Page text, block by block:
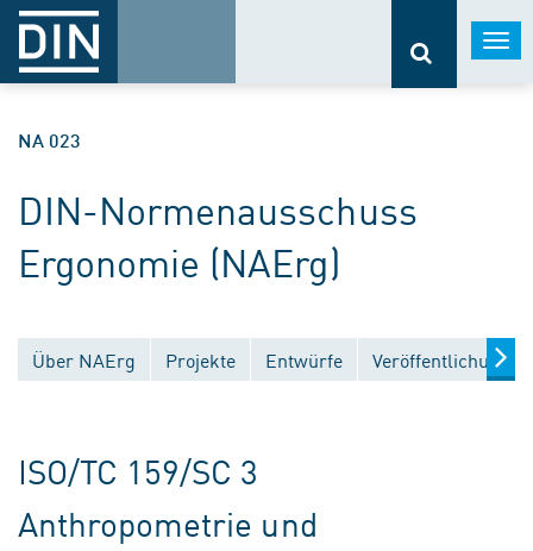
NA 023
DIN-Normenausschuss
Ergonomie (NAErg)
Über NAErg Projekte Entwürfe Veröffentlichungen
ISO/TC 159/SC 3
Anthropometrie und